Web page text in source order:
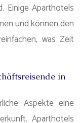
Einige Aparthotels
und können den
was Zeit
in
Aspekte eine
Aparthotels